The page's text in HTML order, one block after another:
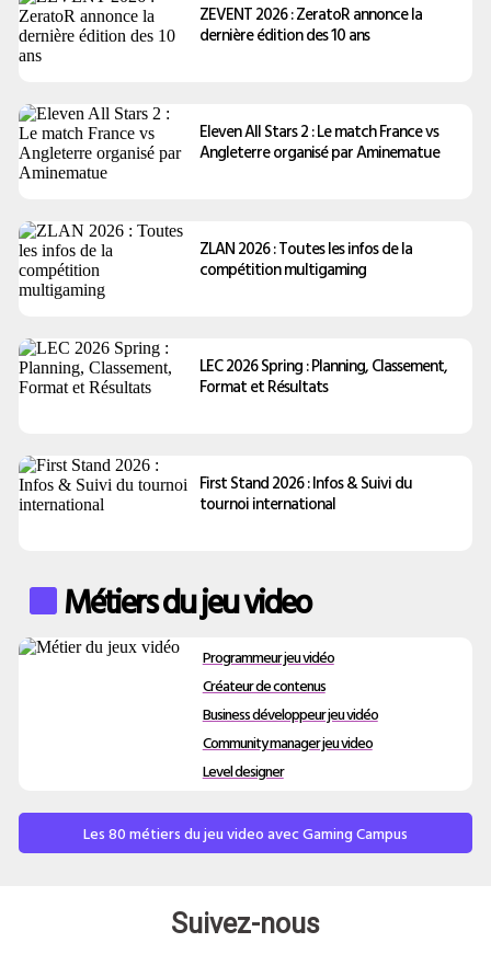
ZEVENT 2026 : ZeratoR annonce la
dernière édition des 10 ans
Eleven All Stars 2 : Le match France vs
Angleterre organisé par Aminematue
ZLAN 2026 : Toutes les infos de la
compétition multigaming
LEC 2026 Spring : Planning, Classement,
Format et Résultats
First Stand 2026 : Infos & Suivi du
tournoi international
Métiers du jeu video
Programmeur jeu vidéo
Créateur de contenus
Business développeur jeu vidéo
Community manager jeu video
Level designer
Les 80 métiers du jeu video avec Gaming Campus
Suivez-nous